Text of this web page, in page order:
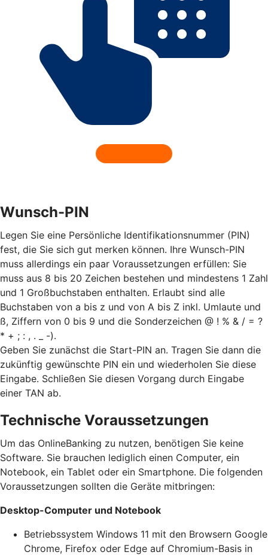
Wunsch-PIN
Legen Sie eine Persönliche Identifikationsnummer (PIN)
fest, die Sie sich gut merken können. Ihre Wunsch-PIN
muss allerdings ein paar Voraussetzungen erfüllen: Sie
muss aus 8 bis 20 Zeichen bestehen und mindestens 1 Zahl
und 1 Großbuchstaben enthalten. Erlaubt sind alle
Buchstaben von a bis z und von A bis Z inkl. Umlaute und
ß, Ziffern von 0 bis 9 und die Sonderzeichen @ ! % & / = ?
* + ; : , . _ -).
Geben Sie zunächst die Start-PIN an. Tragen Sie dann die
zukünftig gewünschte PIN ein und wiederholen Sie diese
Eingabe. Schließen Sie diesen Vorgang durch Eingabe
einer TAN ab.
Technische Voraussetzungen
Um das OnlineBanking zu nutzen, benötigen Sie keine
Software. Sie brauchen lediglich einen Computer, ein
Notebook, ein Tablet oder ein Smartphone. Die folgenden
Voraussetzungen sollten die Geräte mitbringen:
Desktop-Computer und Notebook
Betriebssystem Windows 11 mit den Browsern Google
Chrome, Firefox oder Edge auf Chromium-Basis in